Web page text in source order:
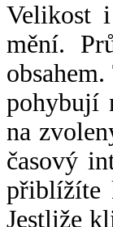
Velikost
mění.
pohybují
na
časový
přiblížíte
Jestliže